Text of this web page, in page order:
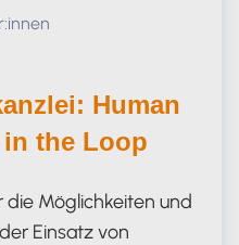
Human
in the Loop
die Möglichkeiten und
Einsatz von